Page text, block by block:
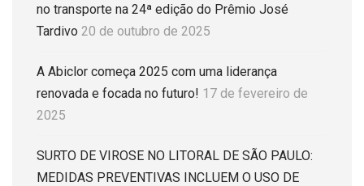
no transporte na 24ª edição do Prêmio José
Tardivo 20 de outubro de 2025
A Abiclor começa 2025 com uma liderança
renovada e focada no futuro! 17 de fevereiro de
2025
SURTO DE VIROSE NO LITORAL DE SÃO PAULO:
MEDIDAS PREVENTIVAS INCLUEM O USO DE